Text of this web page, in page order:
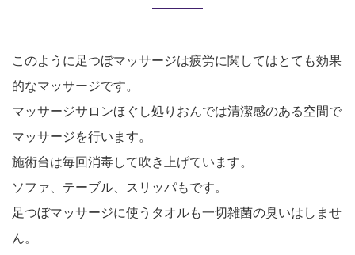
このように足つぼマッサージは疲労に関してはとても効果
的なマッサージです。
マッサージサロンほぐし処りおんでは清潔感のある空間で
マッサージを行います。
施術台は毎回消毒して吹き上げています。
ソファ、テーブル、スリッパもです。
足つぼマッサージに使うタオルも一切雑菌の臭いはしませ
ん。